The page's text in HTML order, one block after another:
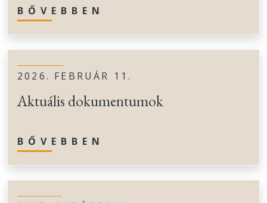
BŐVEBBEN
2026. FEBRUÁR 11.
Aktuális dokumentumok
BŐVEBBEN